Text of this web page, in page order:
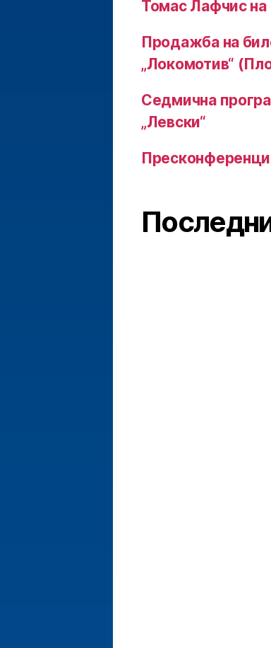
Томас Лафчис на
Продажба на
„Локомотив“
Седмична
„Левски“